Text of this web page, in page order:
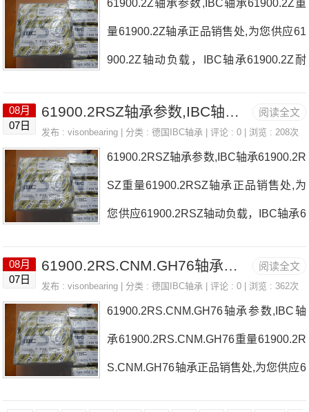
61900.2Z轴承参数,IBC轴承61900.2Z重
量61900.2Z轴承正品销售处,为您供应61
900.2Z轴动负载，IBC轴承61900.2Z耐
参数以及图纸，准确的61900.2Z轴承价
阅读全文
08月
07日
61900.2RSZ轴承参数,IBC轴承61900.2RSZ重量
发布 :visonbearing | 分类 :德国IBC轴承 | 评论 : 0 | 浏览 : 208次
61900.2RSZ轴承参数,IBC轴承61900.2R
SZ重量61900.2RSZ轴承正品销售处,为
您供应61900.2RSZ轴动负载，IBC轴承6
0.2RSZ轴承尺寸参数以及图纸，准确的6
阅读全文
08月
07日
61900.2RS.CNM.GH76轴承参数,IBC轴承61900.2RS.CNM.GH76重量
发布 :visonbearing | 分类 :德国IBC轴承 | 评论 : 0 | 浏览 : 362次
61900.2RS.CNM.GH76轴承参数,IBC轴
承61900.2RS.CNM.GH76重量61900.2R
S.CNM.GH76轴承正品销售处,为您供应6